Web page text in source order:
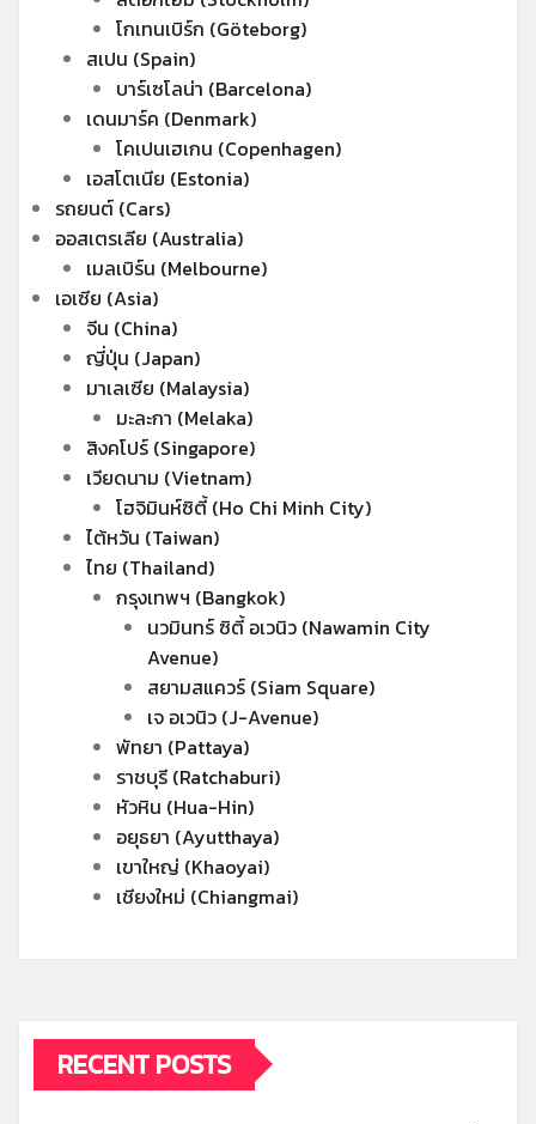
โกเทนเบิร์ก (Göteborg)
สเปน (Spain)
บาร์เซโลน่า (Barcelona)
เดนมาร์ค (Denmark)
โคเปนเฮเกน (Copenhagen)
เอสโตเนีย (Estonia)
รถยนต์ (Cars)
ออสเตรเลีย (Australia)
เมลเบิร์น (Melbourne)
เอเซีย (Asia)
จีน (China)
ญี่ปุ่น (Japan)
มาเลเซีย (Malaysia)
มะละกา (Melaka)
สิงคโปร์ (Singapore)
เวียดนาม (Vietnam)
โฮจิมินห์ซิตี้ (Ho Chi Minh City)
ไต้หวัน (Taiwan)
ไทย (Thailand)
กรุงเทพฯ (Bangkok)
นวมินทร์ ซิตี้ อเวนิว (Nawamin City
Avenue)
สยามสแควร์ (Siam Square)
เจ อเวนิว (J-Avenue)
พัทยา (Pattaya)
ราชบุรี (Ratchaburi)
หัวหิน (Hua-Hin)
อยุธยา (Ayutthaya)
เขาใหญ่ (Khaoyai)
เชียงใหม่ (Chiangmai)
RECENT POSTS